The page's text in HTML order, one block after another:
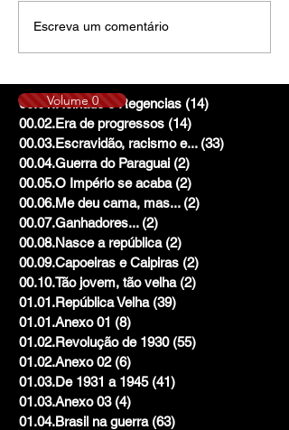
Escreva um comentário
00.01.Reinado e Regencias (14)
00.02.Era de progressos (14)
00.03.Escravidão, racismo e... (33)
00.04.Guerra do Paraguai (2)
00.05.O Império se acaba (2)
00.06.Me deu cama, mas... (2)
00.07.Ganhadores... (2)
00.08.Nasce a república (2)
00.09.Capoeiras e Caipiras (2)
00.10.Tão jovem, tão velha (2)
01.01.República Velha (39)
01.01.Anexo 01 (8)
01.02.Revolução de 1930 (55)
01.02.Anexo 02 (6)
01.03.De 1931 a 1945 (41)
01.03.Anexo 03 (4)
01.04.Brasil na guerra (63)
Volume 0